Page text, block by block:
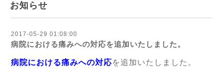
お知らせ
2017-05-29 01:08:00
病院における痛みへの対応を追加いたしました。
病院における痛みへの対応を追加いたしました。